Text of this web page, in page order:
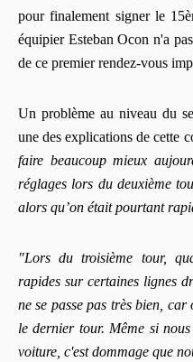
pour finalement signer le
équipier Esteban Ocon n'a
de ce premier rendez-vous
Un problème au niveau du
une des explications de cette
faire beaucoup mieux
réglages lors du deuxième
alors qu’on était pourtant
"Lors du troisième tour,
rapides sur certaines lignes
ne se passe pas très bien,
le dernier tour. Même si
voiture, c'est dommage que